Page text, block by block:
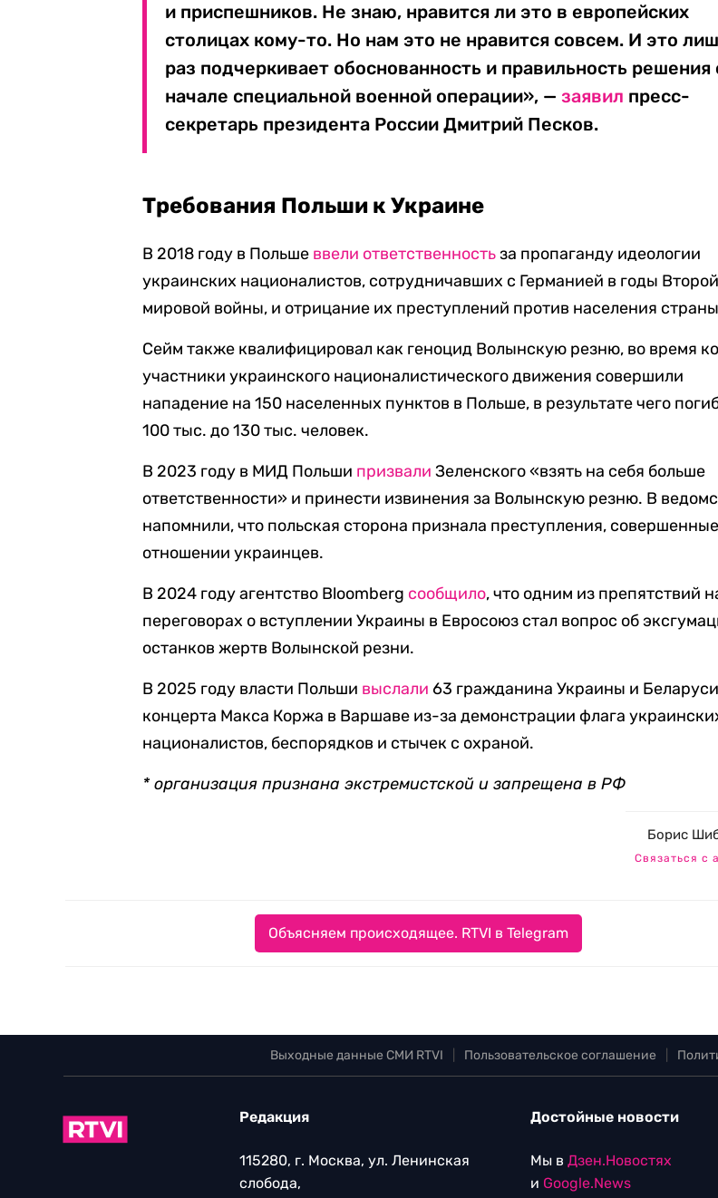
и приспешников. Не знаю, нравится ли это в европейских
столицах кому-то. Но нам это не нравится совсем. И это
раз подчеркивает обоснованность и правильность решения
начале специальной военной операции», —заявил пресс-
секретарь президента России Дмитрий Песков.
Требования Польши к Украине
В 2018 году в Польше ввели ответственностьза пропаганду идеологии
украинских националистов, сотрудничавших с Германией в годы Второй
мировой войны, и отрицание их преступлений против населения
Сейм также квалифицировал как геноцид Волынскую резню, во время
участники украинского националистического движения совершили
нападение на 150 населенных пунктов в Польше, в результате чего
100 тыс. до 130 тыс. человек.
В 2023 году в МИД Польши призвали Зеленского «взять на себя больше
ответственности» и принести извинения за Волынскую резню. В
напомнили, что польская сторона признала преступления,
отношении украинцев.
В 2024 году агентство Bloomberg сообщило, что одним из препятствий
переговорах о вступлении Украины в Евросоюз стал вопрос об
останков жертв Волынской резни.
В 2025 году власти Польши выслали 63 гражданина Украины и
концерта Макса Коржа в Варшаве из-за демонстрации флага
националистов, беспорядков и стычек с охраной.
* организация признана экстремистской и запрещена в РФ
Борис
Связаться с
Объясняем происходящее. RTVI в Telegram
Выходные данные СМИ RTVI Пользовательское соглашение
Редакция
115280, г. Москва, ул. Ленинская
слобода,
Достойные новости
Мы в Дзен.Новостях
и Google.News